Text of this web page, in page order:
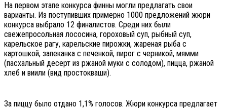
На первом этапе конкурса финны могли предлагать свои
варианты. Из поступивших примерно 1000 предложений жюри
конкурса выбрало 12 финалистов. Среди них были
свежепросольная лососина, гороховый суп, рыбный суп,
карельское рагу, карельские пирожки, жареная рыба с
картошкой, запеканка с печенкой, пирог с черникой, мямми
(пасхальный десерт из ржаной муки с солодом), пицца, ржаной
хлеб и виили (вид простокваши).
За пиццу было отдано 1,1% голосов. Жюри конкурса предлагает